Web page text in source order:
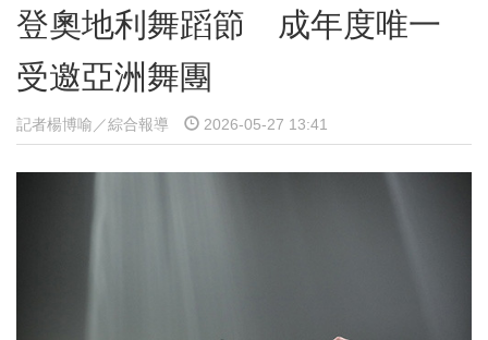
登奧地利舞蹈節 成年度唯一
受邀亞洲舞團
記者楊博喻／綜合報導 2026-05-27 13:41